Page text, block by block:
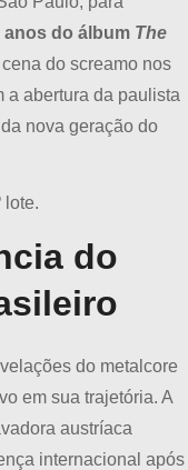
anos do álbum The
do screamo nos
a abertura da paulista
nova geração do
lote.
do
do metalcore
em sua trajetória. A
austríaca
internacional após